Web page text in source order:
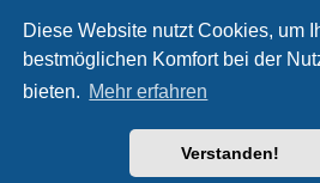
Diese Website nutzt Cookies, um
bestmöglichen Komfort bei der
bieten. Mehr erfahren
Verstanden!